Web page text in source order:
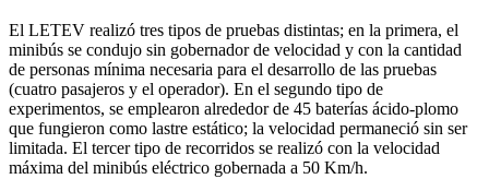
El LETEV realizó tres tipos de pruebas distintas; en la primera, el
minibús se condujo sin gobernador de velocidad y con la cantidad
de personas mínima necesaria para el desarrollo de las pruebas
(cuatro pasajeros y el operador). En el segundo tipo de
experimentos, se emplearon alrededor de 45 baterías ácido-plomo
que fungieron como lastre estático; la velocidad permaneció sin ser
limitada. El tercer tipo de recorridos se realizó con la velocidad
máxima del minibús eléctrico gobernada a 50 Km/h.